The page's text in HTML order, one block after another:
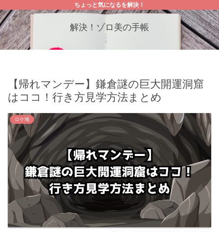
ちょっと気になるを解決！
解決！ゾロ美の手帳
【帰れマンデー】鎌倉謎の巨大開運洞窟
はココ！行き方見学方法まとめ
ロケ地